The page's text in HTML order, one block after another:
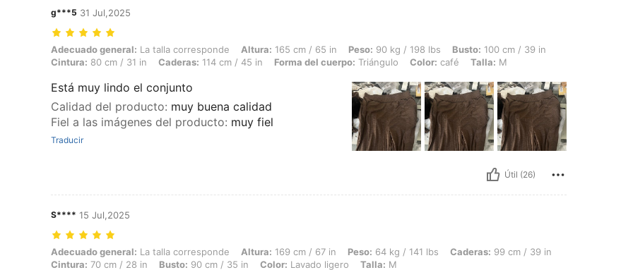
g***5 31 Jul,2025
Adecuado general: La talla corresponde, Altura: 165 cm / 65 in, Peso: 90 kg / 198 lbs, Busto: 100 cm / 39 in, Cintura: 80 cm / 31 in, Caderas: 114 cm /
Adecuado general: La talla corresponde Altura: 165 cm / 65 in Peso: 90 kg / 198 lbs Busto: 100 cm / 39 in
Cintura: 80 cm / 31 in Caderas: 114 cm / 45 in Forma del cuerpo: Triángulo Color: café Talla: M
Está muy lindo el conjunto
Calidad del producto: muy buena calidad
Fiel a las imágenes del producto: muy fiel
Traducir
Útil (26)
S**** 15 Jul,2025
Adecuado general: La talla corresponde, Altura: 169 cm / 67 in, Peso: 64 kg / 141 lbs, Caderas: 99 cm / 39 in, Cintura: 70 cm / 28 in, Busto: 90 cm /
Adecuado general: La talla corresponde Altura: 169 cm / 67 in Peso: 64 kg / 141 lbs Caderas: 99 cm / 39 in
Cintura: 70 cm / 28 in Busto: 90 cm / 35 in Color: Lavado ligero Talla: M